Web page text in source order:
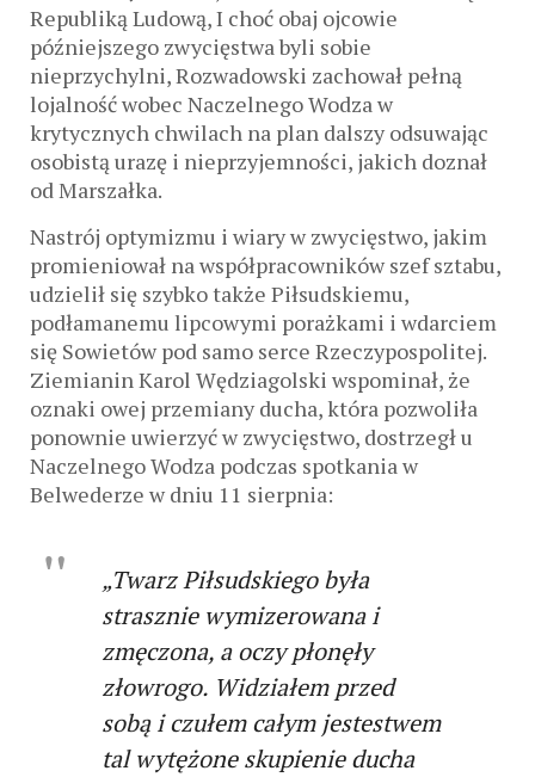
Republiką Ludową, I choć obaj ojcowie
późniejszego zwycięstwa byli sobie
nieprzychylni, Rozwadowski zachował pełną
lojalność wobec Naczelnego Wodza w
krytycznych chwilach na plan dalszy odsuwając
osobistą urazę i nieprzyjemności, jakich doznał
od Marszałka.
Nastrój optymizmu i wiary w zwycięstwo, jakim
promieniował na współpracowników szef sztabu,
udzielił się szybko także Piłsudskiemu,
podłamanemu lipcowymi porażkami i wdarciem
się Sowietów pod samo serce Rzeczypospolitej.
Ziemianin Karol Wędziagolski wspominał, że
oznaki owej przemiany ducha, która pozwoliła
ponownie uwierzyć w zwycięstwo, dostrzegł u
Naczelnego Wodza podczas spotkania w
Belwederze w dniu 11 sierpnia:
„Twarz Piłsudskiego była
strasznie wymizerowana i
zmęczona, a oczy płonęły
złowrogo. Widziałem przed
sobą i czułem całym jestestwem
tal wytężone skupienie ducha